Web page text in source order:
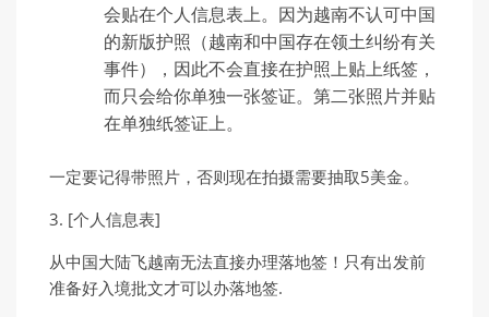
会贴在个人信息表上。因为越南不认可中国
的新版护照（越南和中国存在领土纠纷有关
事件），因此不会直接在护照上贴上纸签，
而只会给你单独一张签证。第二张照片并贴
在单独纸签证上。
一定要记得带照片，否则现在拍摄需要抽取5美金。
3. [个人信息表]
从中国大陆飞越南无法直接办理落地签！只有出发前
准备好入境批文才可以办落地签.